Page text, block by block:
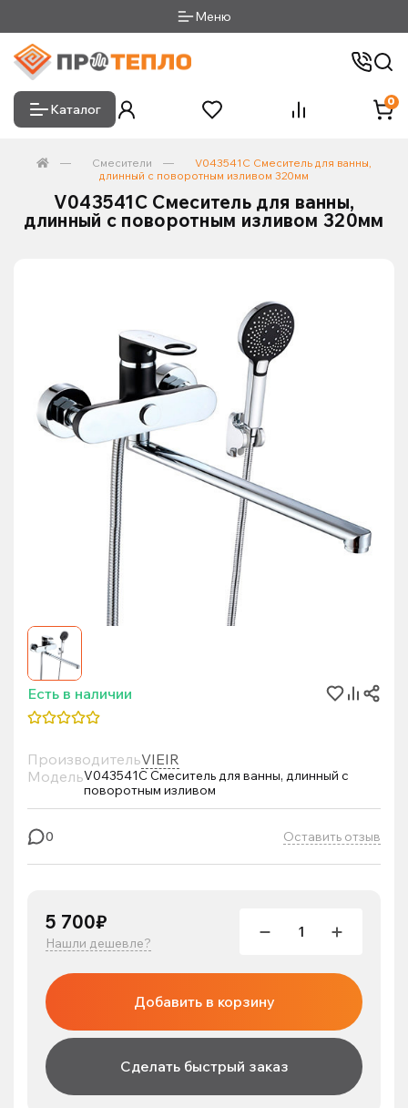
Меню
Каталог
0
Смесители
V043541C Смеситель для ванны,
длинный с поворотным изливом 320мм
V043541C Смеситель для ванны,
длинный с поворотным изливом 320мм
Есть в наличии
ПроизводительVIEIR
МодельV043541C Смеситель для ванны, длинный с
поворотным изливом
0 Оставить отзыв
5 700₽
Нашли дешевле?
Добавить в корзину
Сделать быстрый заказ